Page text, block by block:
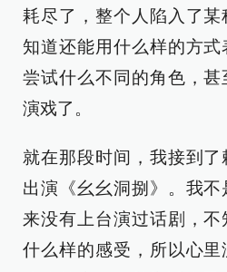
耗尽了，整个人陷入了
知道还能用什么样的方
尝试什么不同的角色，
演戏了。
就在那段时间，我接到了
出演《幺幺洞捌》。我
来没有上台演过话剧，
什么样的感受，所以心